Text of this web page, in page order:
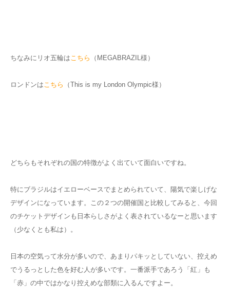
ちなみにリオ五輪はこちら （MEGABRAZIL様）
ロンドンはこちら （This is my London Olympic様）
どちらもそれぞれの国の特徴がよく出ていて面白いですね。
特にブラジルはイエローベースでまとめられていて、陽気で楽しげな
デザインになっています。この２つの開催国と比較してみると、今回
のチケットデザインも日本らしさがよく表されているなーと思います
（少なくとも私は）。
日本の空気って水分が多いので、あまりパキッとしていない、控えめ
でうるっとした色を好む人が多いです。一番派手であろう「紅」も
「赤」の中ではかなり控えめな部類に入るんですよー。